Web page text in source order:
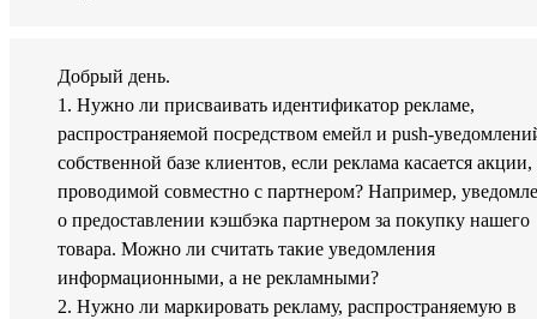
Добрый день.
1. Нужно ли присваивать идентификатор рекламе,
распространяемой посредством емейл и push-
собственной базе клиентов, если реклама касается акции,
проводимой совместно с партнером? Например,
о предоставлении кэшбэка партнером за покупку нашего
товара. Можно ли считать такие уведомления
информационными, а не рекламными?
2. Нужно ли маркировать рекламу, распространяемую в